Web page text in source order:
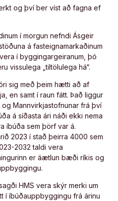
og því ber víst að fagna ef
í morgun nefndi Ásgeir
á fasteignamarkaðinum
í byggingargeiranum, þó
vissulega „tiltölulega há“.
sig með þeim hætti að af
en samt í raun fátt. Það liggur
Mannvirkjastofnunar frá því
á síðasta ári náði ekki nema
íbúða sem þörf var á.
2023 í stað þeirra 4000 sem
2032 taldi vera
er áætlun bæði ríkis og
HMS vera skýr merki um
í íbúðauppbyggingu frá árinu